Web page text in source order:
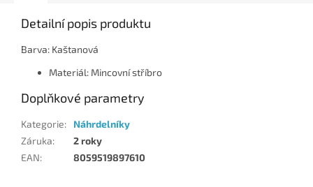
Detailní popis produktu
Barva: Kaštanová
Materiál: Mincovní stříbro
Doplňkové parametry
Kategorie:
Náhrdelníky
Záruka:
2 roky
EAN: 8059519897610